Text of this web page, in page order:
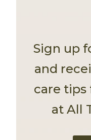
Sign up
and
care
at All